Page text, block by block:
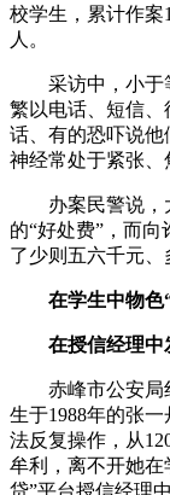
校学生，累计作案
人。
采访中，小于等
繁以电话、短信
话、有的恐吓说
神经常处于紧张、
办案民警说，
的“好处费”，而
了少则五六千元、
在学生中物色
在授信经理中
赤峰市公安局红
生于1988年的张
法反复操作，从
牟利，离不开她在
贷”平台授信经理